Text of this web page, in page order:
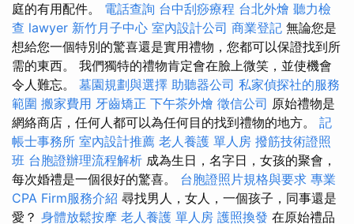
庭的有用配件。 電話查詢 台中刮痧療程 台北外燴 聽力檢
查 lawyer 新竹月子中心 室內設計公司 商業登記 無論您是
想給您一個特別的驚喜還是實用禮物，您都可以保證找到所
需的東西。 我們獨特的禮物肯定會在臉上微笑，並使機會
令人難忘。 墓園規劃與選擇 助聽器公司 私家偵探社的服務
範圍 搬家費用 牙齒矯正 下午茶外燴 徵信公司 原始禮物是
網絡商店，任何人都可以為任何目的找到禮物的地方。 記
帳士事務所 室內設計推薦 老人養護 單人房 撥筋技術證照
班 台胞證辦理流程解析 成為生日，名字日，女孩的聚會，
每次婚禮是一個很好的驚喜。 台胞證照片規格與要求 專業
CPA Firm服務介紹 尋找男人，女人，一個孩子，同事還是
愛？ 身體放鬆按摩 老人養護 單人房 護照換發 在原始禮品